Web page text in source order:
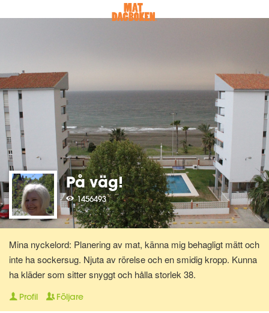
På väg!
1456493
Mina nyckelord: Planering av mat, känna mig behagligt mätt och
inte ha sockersug. Njuta av rörelse och en smidig kropp. Kunna
ha kläder som sitter snyggt och hålla storlek 38.
Profil Följare